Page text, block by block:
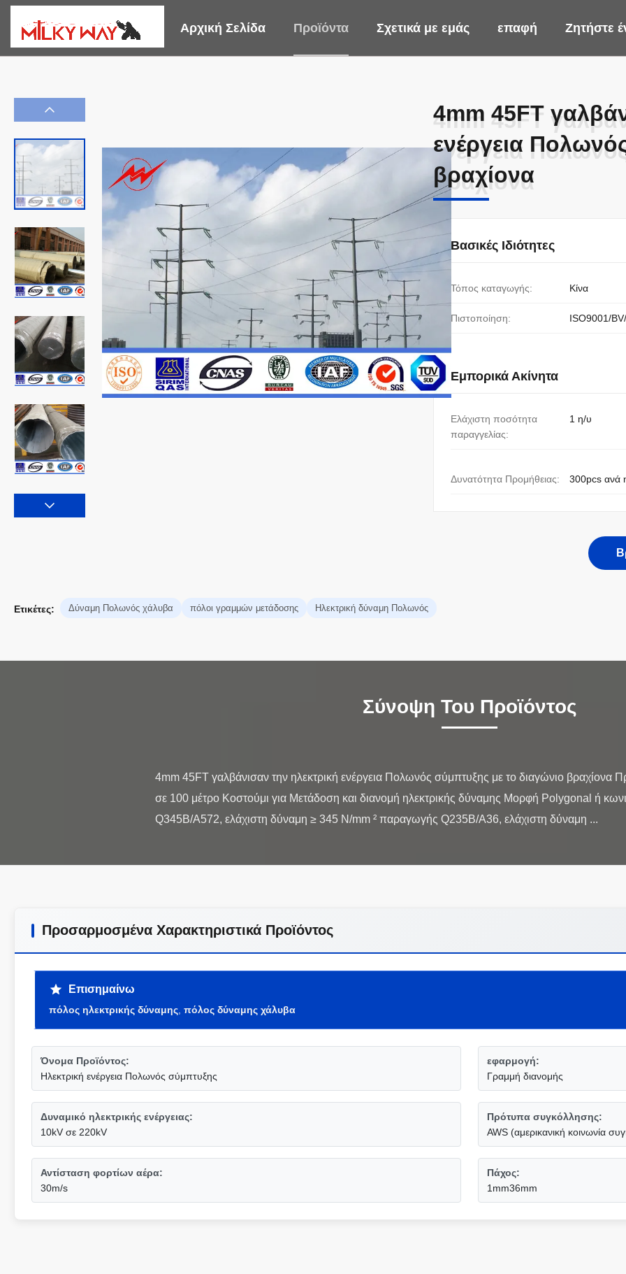
Αρχική Σελίδα Προϊόντα Σχετικά με εμάς επαφή Ζητήστε
4mm 45FT
ενέργεια
βραχίονα
4mm 45FT
ενέργεια
βραχίονα
Βασικές Ιδιότητες
Τόπος καταγωγής: Κίνα
Πιστοποίηση: ISO9001/BV/
Εμπορικά Ακίνητα
Ελάχιστη ποσότητα
παραγγελίας:
1 η/υ
Δυνατότητα Προμήθειας: 300pcs ανά
Ετικέτες: Δύναμη Πολωνός χάλυβα πόλοι γραμμών μετάδοσης Ηλεκτρική δύναμη Πολωνός
Σύνοψη Του Προϊόντος
4mm 45FT γαλβάνισαν την ηλεκτρική ενέργεια Πολωνός σύμπτυξης με το διαγώνιο
σε 100 μέτρο Κοστούμι για Μετάδοση και διανομή ηλεκτρικής δύναμης Μορφή Polygonal ή
Προσαρμοσμένα Χαρακτηριστικά Προϊόντος
Επισημαίνω
πόλος ηλεκτρικής δύναμης πόλος δύναμης χάλυβα
Όνομα Προϊόντος:
Ηλεκτρική ενέργεια Πολωνός σύμπτυξης
εφαρμογή:
Γραμμή διανομής
Δυναμικό ηλεκτρικής ενέργειας:
10kV σε 220kV
Πρότυπα συγκόλλησης:
AWS (αμερικανική κοινωνία
Αντίσταση φορτίων αέρα:
30m/s
Πάχος:
1mm36mm